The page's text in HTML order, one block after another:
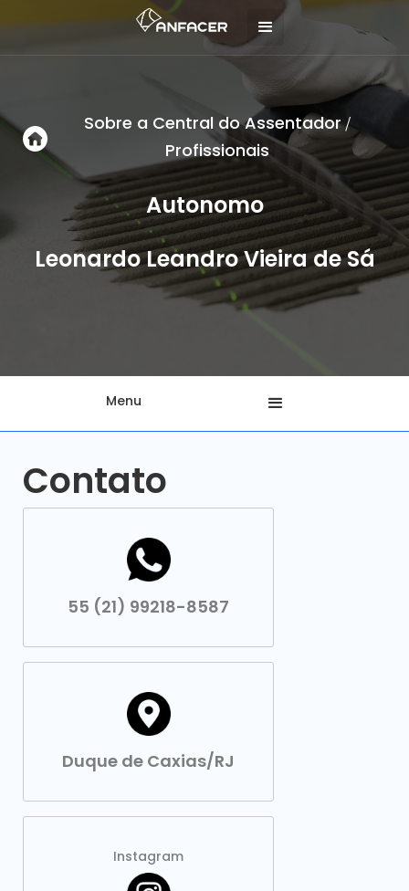
Sobre a Central do Assentador/
Profissionais
Autonomo
Leonardo Leandro Vieira de Sá
Menu
Contato
55 (21) 99218-8587
Duque de Caxias/RJ
Instagram